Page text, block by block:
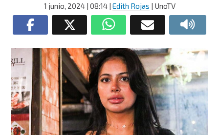
1 junio, 2024| 08:14| Edith Rojas | UnoTV